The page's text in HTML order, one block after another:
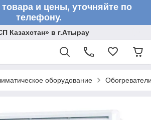
и цены, уточняйте по
телефону.
Казахстан» в г.Атырау
оборудование